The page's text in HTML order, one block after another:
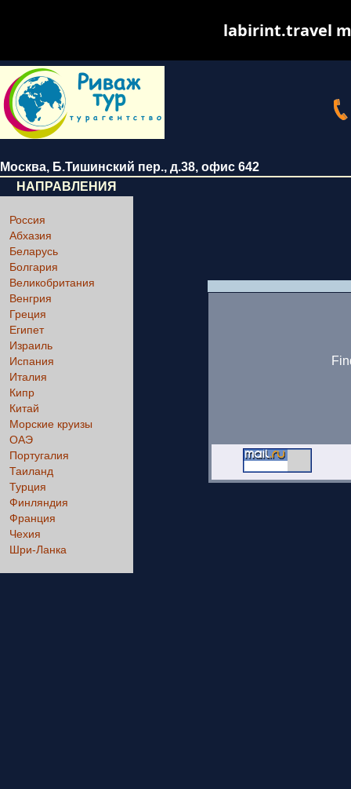
Москва, Б.Тишинский пер., д.38, офис 642
НАПРАВЛЕНИЯ
Россия
Абхазия
Беларусь
Болгария
Великобритания
Венгрия
Греция
Египет
Израиль
Испания
Италия
Кипр
Китай
Морские круизы
ОАЭ
Португалия
Таиланд
Турция
Финляндия
Франция
Чехия
Шри-Ланка
labirint.travel